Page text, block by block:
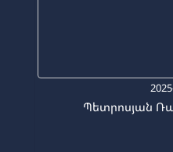
Պետրոսյան